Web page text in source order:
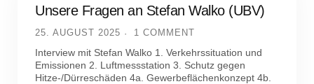
Unsere Fragen an Stefan Walko (UBV)
25. AUGUST 2025 1 COMMENT
Interview mit Stefan Walko 1. Verkehrssituation und
Emissionen 2. Luftmessstation 3. Schutz gegen
Hitze-/Dürreschäden 4a. Gewerbeflächenkonzept 4b.